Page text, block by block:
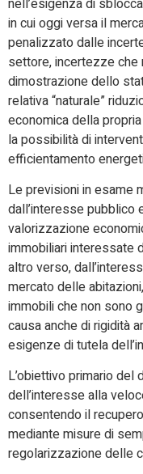
in cui oggi versa il
penalizzato dalle
settore, incertezze che
dimostrazione dello
relativa “naturale”
economica della
la possibilità di
efficientamento
Le previsioni in esame
dall’interesse pubblico
valorizzazione
immobiliari interessate
altro verso,
mercato delle
immobili che non sono
causa anche di rigidità
esigenze di tutela
L’obiettivo primario del
dell’interesse alla
consentendo il
mediante misure di
regolarizzazione delle